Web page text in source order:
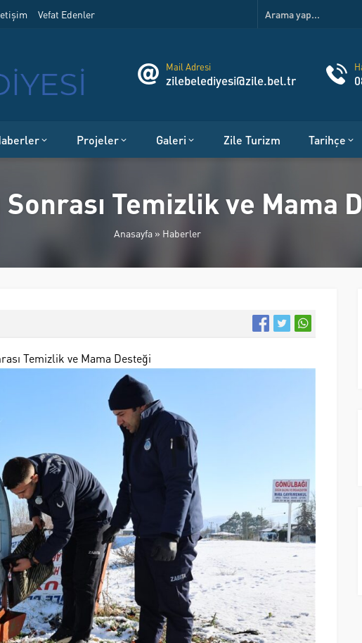
Vefat Edenler
Mail Adresi
zilebelediyesi@zile.bel.tr
Projeler Galeri Zile Turizm Tarihçe
Sonrası Temizlik ve Mama
Anasayfa » Haberler
Temizlik ve Mama Desteği